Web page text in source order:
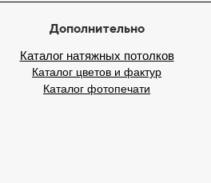
Дополнительно
Каталог натяжных потолков
Каталог цветов и фактур
Каталог фотопечати